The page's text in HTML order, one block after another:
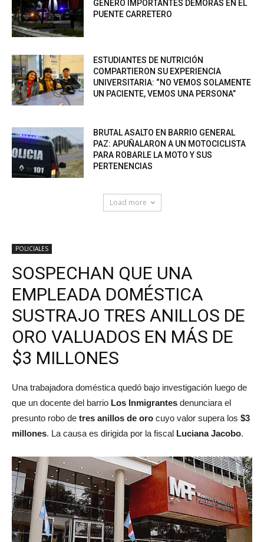
GENERÓ IMPORTANTES DEMORAS EN EL
PUENTE CARRETERO
ESTUDIANTES DE NUTRICIÓN
COMPARTIERON SU EXPERIENCIA
UNIVERSITARIA: “NO VEMOS SOLAMENTE
UN PACIENTE, VEMOS UNA PERSONA”
BRUTAL ASALTO EN BARRIO GENERAL
PAZ: APUÑALARON A UN MOTOCICLISTA
PARA ROBARLE LA MOTO Y SUS
PERTENENCIAS
Load more